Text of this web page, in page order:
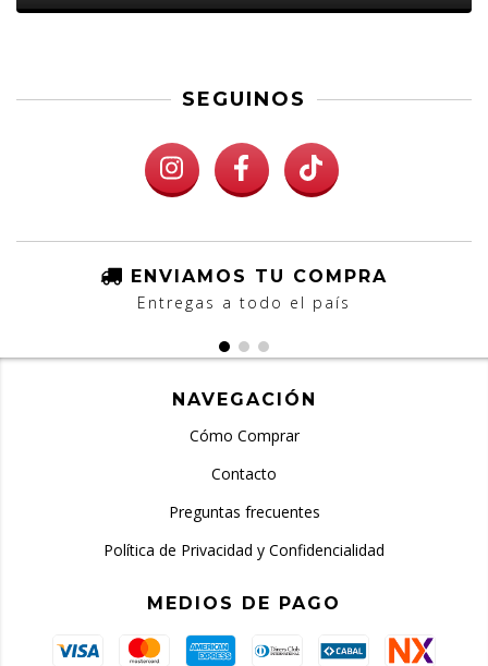
SEGUINOS
ENVIAMOS TU COMPRA
Entregas a todo el país
NAVEGACIÓN
Cómo Comprar
Contacto
Preguntas frecuentes
Política de Privacidad y Confidencialidad
MEDIOS DE PAGO